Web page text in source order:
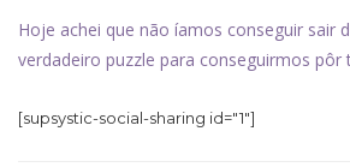
Hoje achei que não íamos conseguir sair
verdadeiro puzzle para conseguirmos
[supsystic-social-sharing id="1"]